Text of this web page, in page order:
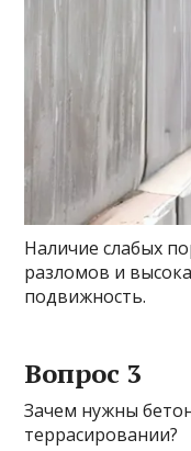
Наличие слабых
разломов и
подвижность.
Вопрос 3
Зачем нужны
террасировании?